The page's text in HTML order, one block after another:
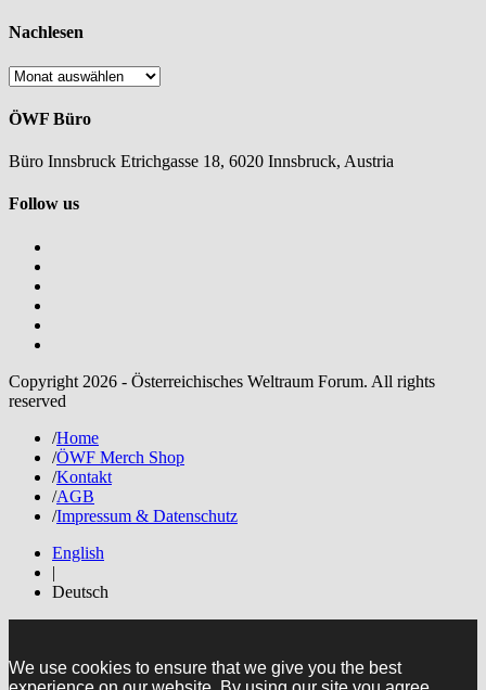
Nachlesen
Nachlesen
ÖWF Büro
Büro Innsbruck Etrichgasse 18, 6020 Innsbruck, Austria
Follow us
Copyright 2026 - Österreichisches Weltraum Forum. All rights
reserved
/Home
/ÖWF Merch Shop
/Kontakt
/AGB
/Impressum & Datenschutz
English
|
Deutsch
We use cookies to ensure that we give you the best